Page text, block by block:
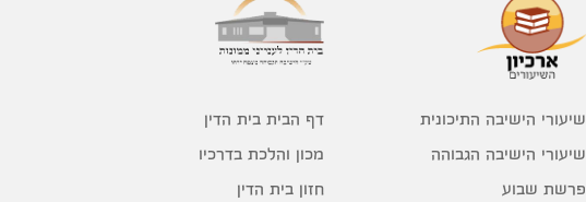
שיעורי הישיבה התיכונית
שיעורי הישיבה הגבוהה
פרשת שבוע
דף הבית בית הדין
מכון והלכת בדרכיו
חזון בית הדין